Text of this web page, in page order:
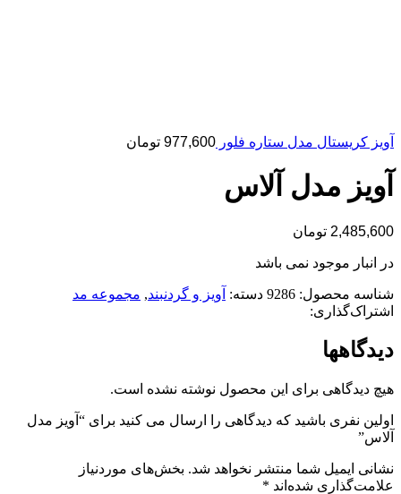
آویز کریستال مدل ستاره فلور 977,600 تومان
آویز مدل آلاس
2,485,600 تومان
در انبار موجود نمی باشد
شناسه محصول: 9286 دسته: آویز و گردنبند, مجموعه مد
اشتراک‌گذاری:
دیدگاهها
هیچ دیدگاهی برای این محصول نوشته نشده است.
اولین نفری باشید که دیدگاهی را ارسال می کنید برای “آویز مدل
آلاس”
نشانی ایمیل شما منتشر نخواهد شد. بخش‌های موردنیاز
علامت‌گذاری شده‌اند *